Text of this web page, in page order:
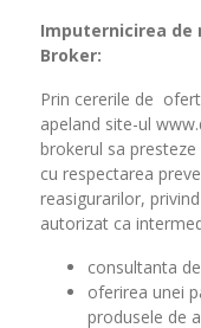
Imputernicirea de
Broker:
Prin cererile de
apeland site-ul
brokerul sa
cu respectarea
reasigurarilor,
autorizat ca
consultanta
oferirea unei
produsele de